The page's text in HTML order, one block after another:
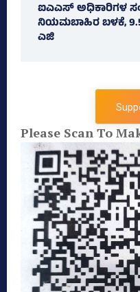
ಐಎಎಸ್‌ ಅಧಿಕಾರಿಗಳ
ನಿಯಮಬಾಹಿರ ಬಳಕೆ,
ಎಜಿ
Please Scan To